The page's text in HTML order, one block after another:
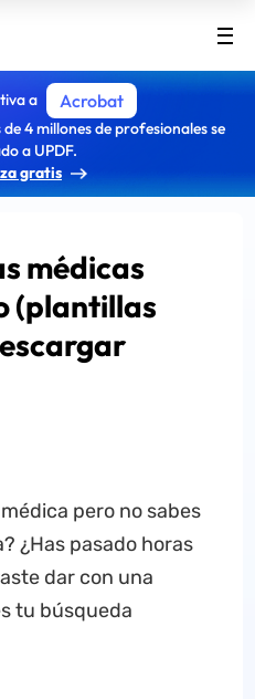
a Acrobat
4 millones de profesionales se
a UPDF.
gratis
médicas
(plantillas
pero no sabes
¿Has pasado horas
dar con una
tu búsqueda